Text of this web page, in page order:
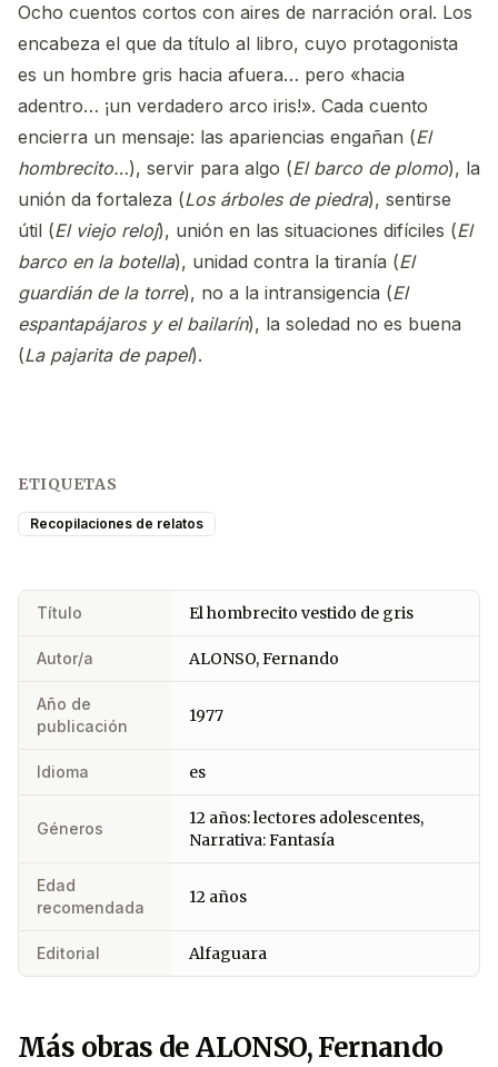
Ocho cuentos cortos con aires de narración oral. Los
encabeza el que da título al libro, cuyo protagonista
es un hombre gris hacia afuera… pero «hacia
adentro… ¡un verdadero arco iris!». Cada cuento
encierra un mensaje: las apariencias engañan (El
hombrecito…), servir para algo (El barco de plomo), la
unión da fortaleza (Los árboles de piedra), sentirse
útil (El viejo reloj), unión en las situaciones difíciles (El
barco en la botella), unidad contra la tiranía (El
guardián de la torre), no a la intransigencia (El
espantapájaros y el bailarín), la soledad no es buena
(La pajarita de papel).
ETIQUETAS
Recopilaciones de relatos
Título El hombrecito vestido de gris
Autor/a ALONSO, Fernando
Año de
publicación
1977
Idioma es
Géneros
12 años: lectores adolescentes,
Narrativa: Fantasía
Edad
recomendada
12 años
Editorial Alfaguara
Más obras de ALONSO, Fernando